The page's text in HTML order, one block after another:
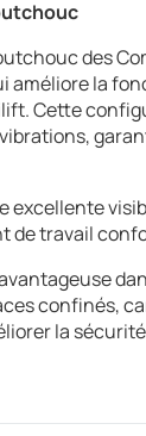
des
la
Cette
excellente
de travail
confinés,
la